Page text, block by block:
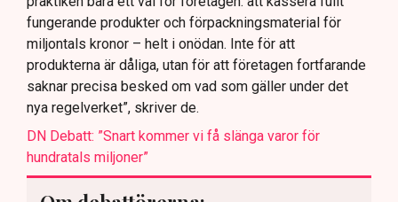
fungerande produkter och förpackningsmaterial för
miljontals kronor – helt i onödan. Inte för att
produkterna är dåliga, utan för att företagen fortfarande
saknar precisa besked om vad som gäller under det
nya regelverket”, skriver de.
DN Debatt: ”Snart kommer vi få slänga varor för
hundratals miljoner”